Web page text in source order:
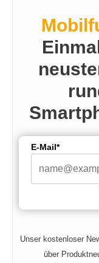
E-Mail*
Unser kostenloser
über